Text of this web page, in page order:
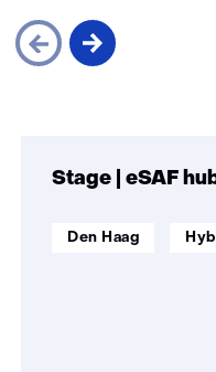
Stage | eSAF
werklocatie:
Den Haag